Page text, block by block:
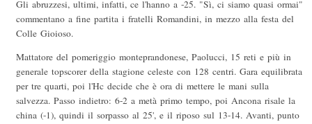
Gli abruzzesi, ultimi, infatti, ce l'hanno a -25. "Sì, ci siamo quasi ormai"
commentano a fine partita i fratelli Romandini, in mezzo alla festa del
Colle Gioioso.
Mattatore del pomeriggio monteprandonese, Paolucci, 15 reti e più in
generale topscorer della stagione celeste con 128 centri. Gara equilibrata
per tre quarti, poi l'Hc decide che è ora di mettere le mani sulla
salvezza. Passo indietro: 6-2 a metà primo tempo, poi Ancona risale la
china (-1), quindi il sorpasso al 25', e il riposo sul 13-14. Avanti, punto